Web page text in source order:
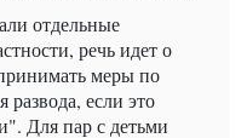
отдельные
речь идет о
меры по
если это
Для пар с детьми